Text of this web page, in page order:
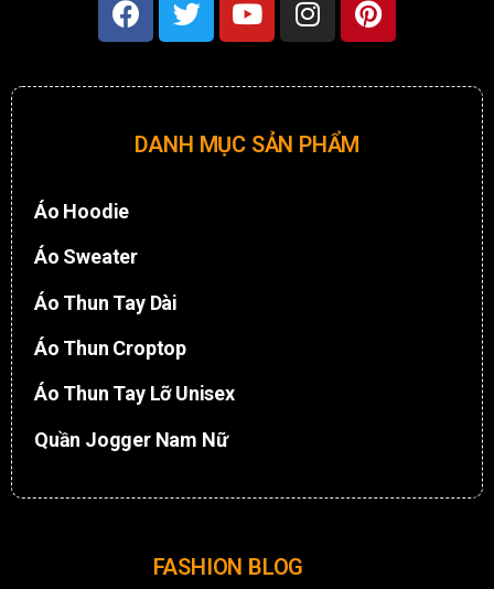
DANH MỤC SẢN PHẨM
Áo Hoodie
Áo Sweater
Áo Thun Tay Dài
Áo Thun Croptop
Áo Thun Tay Lỡ Unisex
Quần Jogger Nam Nữ
FASHION BLOG